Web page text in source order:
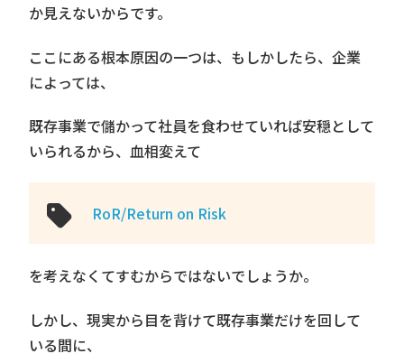
か見えないからです。
ここにある根本原因の一つは、もしかしたら、企業
によっては、
既存事業で儲かって社員を食わせていれば安穏として
いられるから、血相変えて
RoR/Return on Risk
を考えなくてすむからではないでしょうか。
しかし、現実から目を背けて既存事業だけを回して
いる間に、